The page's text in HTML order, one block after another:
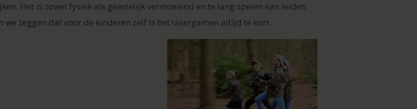
Het is zowel fysiek als geestelijk vermoeiend en te lang spelen kan leiden
zeggen dat voor de kinderen zelf is het lasergamen altijd te kort.